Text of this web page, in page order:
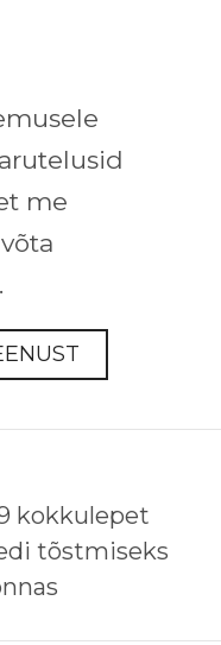
me
kokkulepet
tõstmiseks